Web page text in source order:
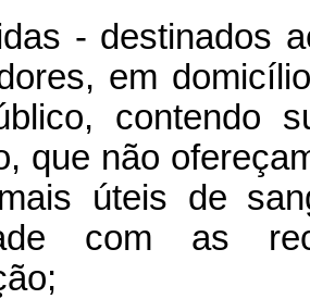
- destinados
em
contendo
que não
úteis de
com as